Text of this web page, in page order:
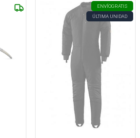
ENVÍOGRATIS
ÚLTIMA UNIDAD